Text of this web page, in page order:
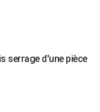
serrage d'une pièce